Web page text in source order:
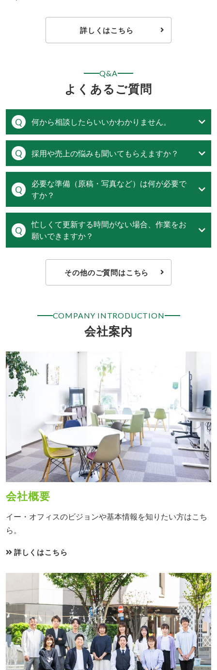
詳しくはこちら
よくあるご質問
Q&A
何から相談したらいいかわかりません。
採用や売上の悩みも聞いてもらえますか？
必要な準備（原稿・写真など）は何が必要で
すか？
忙しくて更新する時間がない場合、作業をお
願いできますか？
その他のご質問はこちら
会社案内
COMPANY INTRODUCTION
会社概要
イー・オフィスのビジョンや基本情報を知りたい方はこち
ら。
詳しくはこちら